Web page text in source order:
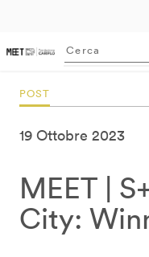
POST
19 Ottobre 2023
MEET |
City: